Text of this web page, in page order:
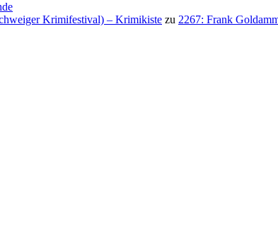
Krimifestival) – Krimikiste zu 2267: Frank